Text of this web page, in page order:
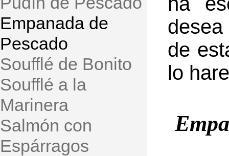
Empanada de
Pescado
Soufflé de Bonito
Soufflé a la
Marinera
Salmón con
Espárragos
de
lo